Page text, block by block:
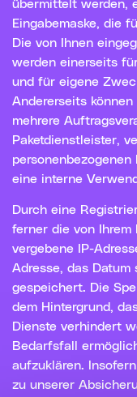
Eingabemaske, die
Die von Ihnen
werden einerseits
und für eigene
Andererseits
mehrere
Paketdienstleister,
eine interne
Durch eine
ferner die von Ihrem
vergebene IP-
Adresse, das
gespeichert. Die
dem Hintergrund,
Dienste verhindert
Bedarfsfall
aufzuklären.
zu unserer